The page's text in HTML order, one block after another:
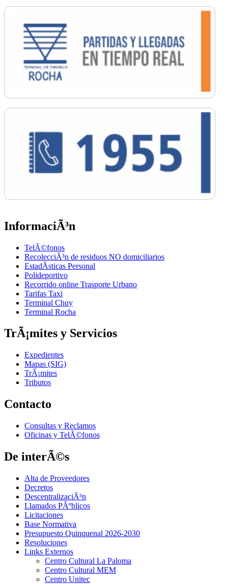
InformaciÃ³n
TelÃ©fonos
RecolecciÃ³n de residuos NO domiciliarios
EstadÃ­sticas Personal
Polideportivo
Recorrido online Trasporte Urbano
Tarifas Taxi
Terminal Chuy
Terminal Rocha
TrÃ¡mites y Servicios
Expedientes
Mapas (SIG)
TrÃ¡mites
Tributos
Contacto
Consultas y Reclamos
Oficinas y TelÃ©fonos
De interÃ©s
Alta de Proveedores
Decretos
DescentralizaciÃ³n
Llamados PÃºblicos
Licitaciones
Base Normativa
Presupuesto Quinquenal 2026-2030
Resoluciones
Links Externos
Centro Cultural La Paloma
Centro Cultural MEM
Centro Unitec